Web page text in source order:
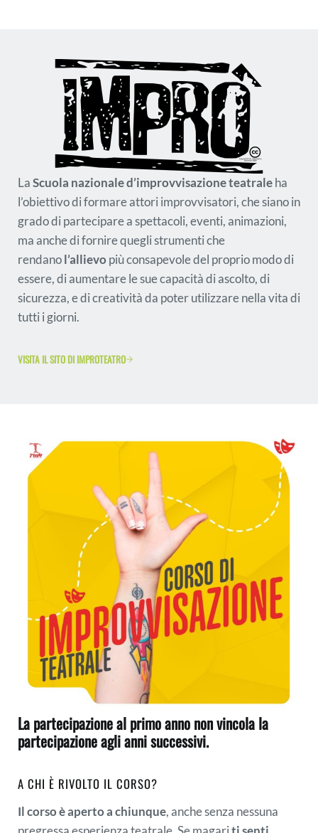
La Scuola nazionale d’improvvisazione teatrale ha
l’obiettivo di formare attori improvvisatori, che siano in
grado di partecipare a spettacoli, eventi, animazioni,
ma anche di fornire quegli strumenti che
rendano l’allievo più consapevole del proprio modo di
essere, di aumentare le sue capacità di ascolto, di
sicurezza, e di creatività da poter utilizzare nella vita di
tutti i giorni.
VISITA IL SITO DI IMPROTEATRO
La partecipazione al primo anno non vincola la
partecipazione agli anni successivi.
A CHI È RIVOLTO IL CORSO?
Il corso è aperto a chiunque, anche senza nessuna